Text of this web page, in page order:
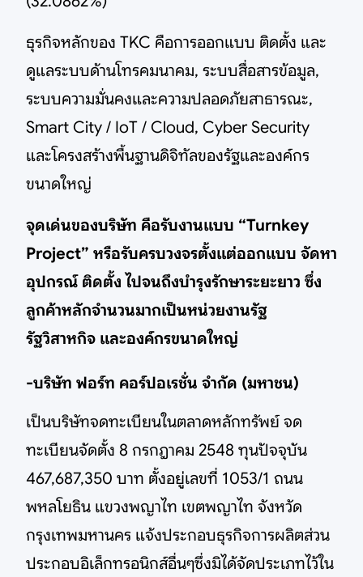
ธุรกิจหลักของ TKC คือการออกแบบ ติดตั้ง และ
ดูแลระบบด้านโทรคมนาคม, ระบบสื่อสารข้อมูล,
ระบบความมั่นคงและความปลอดภัยสาธารณะ,
Smart City / IoT / Cloud, Cyber Security
และโครงสร้างพื้นฐานดิจิทัลของรัฐและองค์กร
ขนาดใหญ่
จุดเด่นของบริษัท คือรับงานแบบ “Turnkey
Project” หรือรับครบวงจรตั้งแต่ออกแบบ จัดหา
อุปกรณ์ ติดตั้ง ไปจนถึงบำรุงรักษาระยะยาว ซึ่ง
ลูกค้าหลักจำนวนมากเป็นหน่วยงานรัฐ
รัฐวิสาหกิจ และองค์กรขนาดใหญ่
-บริษัท ฟอร์ท คอร์ปอเรชั่น จำกัด (มหาชน)
เป็นบริษัทจดทะเบียนในตลาดหลักทรัพย์ จด
ทะเบียนจัดตั้ง 8 กรกฎาคม 2548 ทุนปัจจุบัน
467,687,350 บาท ตั้งอยู่เลขที่ 1053/1 ถนน
พหลโยธิน แขวงพญาไท เขตพญาไท จังหวัด
กรุงเทพมหานคร แจ้งประกอบธุรกิจการผลิตส่วน
ประกอบอิเล็กทรอนิกส์อื่นๆซึ่งมิได้จัดประเภทไว้ใน